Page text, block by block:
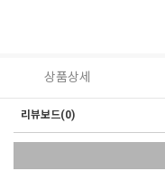
상품상세
리뷰보드(0)